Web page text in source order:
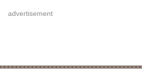
8月開催学校説明会・相談会
advertisement